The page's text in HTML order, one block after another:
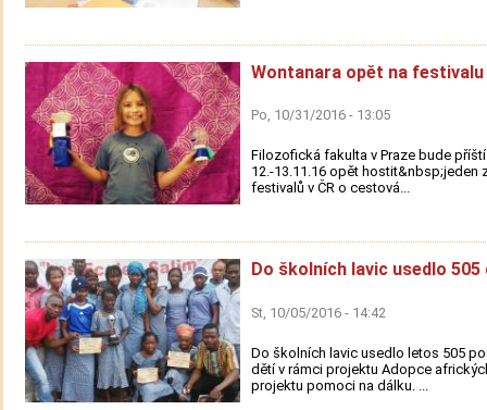
Wontanara opět na
Po, 10/31/2016 - 13:05
Filozofická fakulta v Praze bude
12.-13.11.16 opět hostit&nbsp;jeden
festivalů v ČR o cestová...
Do školních lavic usedlo 505
St, 10/05/2016 - 14:42
Do školních lavic usedlo letos 505
dětí v rámci projektu Adopce
projektu pomoci na dálku. ...